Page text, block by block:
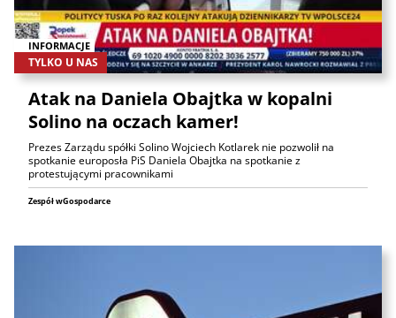
INFORMACJE
TYLKO U NAS
Atak na Daniela Obajtka w kopalni
Solino na oczach kamer!
Prezes Zarządu spółki Solino Wojciech Kotlarek nie pozwolił na
spotkanie europosła PiS Daniela Obajtka na spotkanie z
protestującymi pracownikami
Zespół wGospodarce